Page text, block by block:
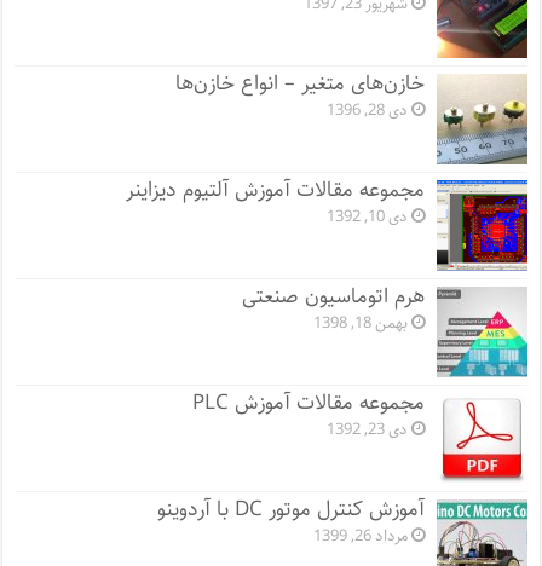
خازن‌های متغیر – انواع خازن‌ها
دی 28, 1396
مجموعه مقالات آموزش آلتیوم دیزاینر
دی 10, 1392
هرم اتوماسیون صنعتی
بهمن 18, 1398
مجموعه مقالات آموزش PLC
دی 23, 1392
آموزش کنترل موتور DC با آردوینو
مرداد 26, 1399